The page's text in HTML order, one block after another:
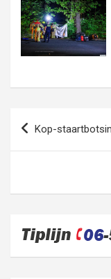
Bericht
navigatie
Kop-